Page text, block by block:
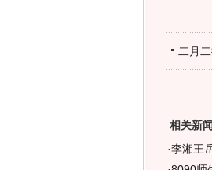
二月
相关新闻
·李湘王